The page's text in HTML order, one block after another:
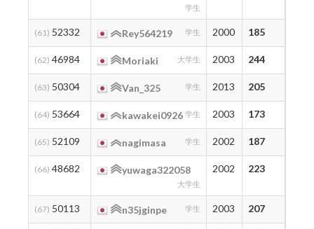
学生
(61) 52332 Rey564219 学生 2000 185
(62) 46984 Moriaki 大学生 2003 244
(63) 50304 Van_325 学生 2013 205
(64) 53664 kawakei0926 学生 2003 173
(65) 52109 nagimasa 学生 2002 187
(66) 48682 yuwaga322058
大学生
2002 223
(67) 50113 n35jginpe 学生 2003 207